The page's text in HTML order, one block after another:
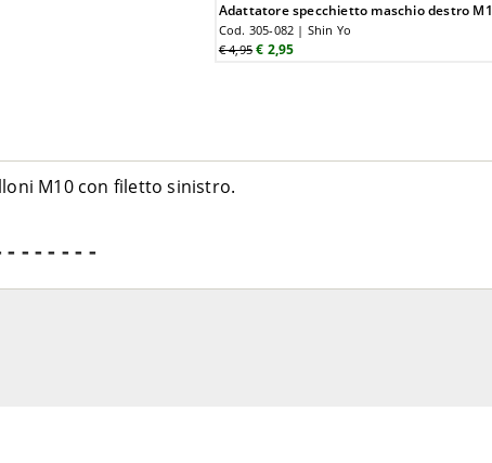
Adattatore specchietto maschio destro
Cod. 305-082 | Shin Yo
€ 4,95 € 2,95
M10 con filetto sinistro.
- - - - - - -